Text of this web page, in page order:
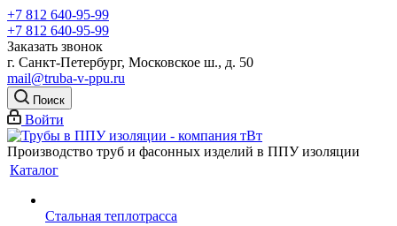
+7 812 640-95-99
+7 812 640-95-99
Заказать звонок
г. Санкт-Петербург, Московское ш., д. 50
mail@truba-v-ppu.ru
Поиск
Войти
Производство труб и фасонных изделий в ППУ изоляции
Каталог
Стальная теплотрасса